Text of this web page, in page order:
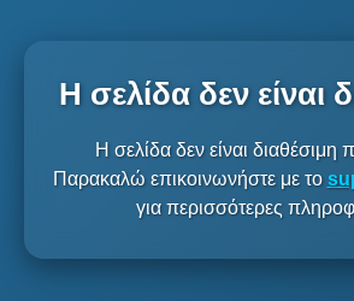
Η σελίδα δεν είναι
Η σελίδα δεν είναι διαθέσιμη
Παρακαλώ επικοινωνήστε με το
για περισσότερες